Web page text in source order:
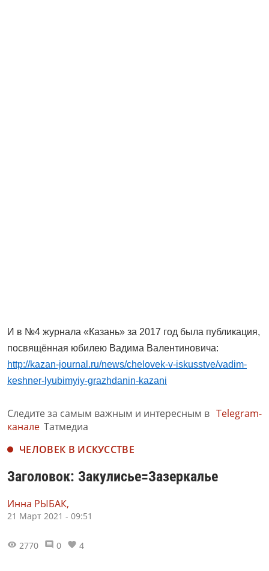
И в №4 журнала «Казань» за 2017 год была публикация,
посвящённая юбилею Вадима Валентиновича:
http://kazan-journal.ru/news/chelovek-v-iskusstve/vadim-
keshner-lyubimyiy-grazhdanin-kazani
Следите за самым важным и интересным в Telegram-
канале Татмедиа
ЧЕЛОВЕК В ИСКУССТВЕ
Заголовок: Закулисье=Зазеркалье
Инна РЫБАК,
21 Март 2021 - 09:51
2770 0 4